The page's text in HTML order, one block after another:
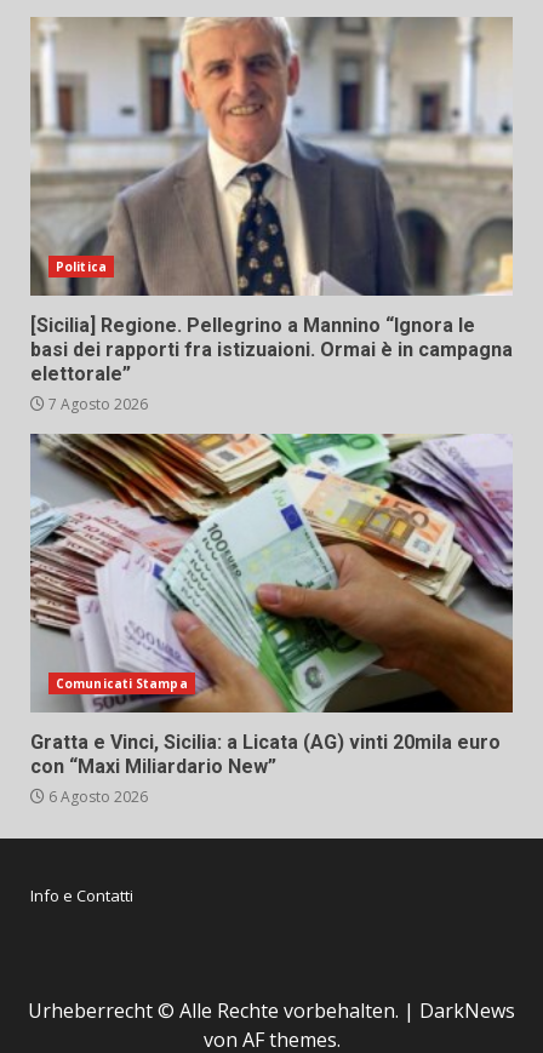
Politica
[Sicilia] Regione. Pellegrino a Mannino “Ignora le
basi dei rapporti fra istizuaioni. Ormai è in campagna
elettorale”
7 Agosto 2026
Comunicati Stampa
Gratta e Vinci, Sicilia: a Licata (AG) vinti 20mila euro
con “Maxi Miliardario New”
6 Agosto 2026
Info e Contatti
Urheberrecht © Alle Rechte vorbehalten. | DarkNews
von AF themes.